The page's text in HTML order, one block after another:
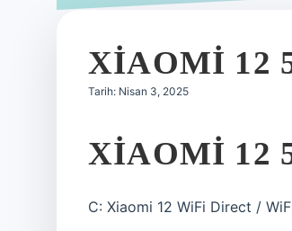
XIAOMI 12
Tarih: Nisan 3, 2025
XIAOMI 12
C: Xiaomi 12 WiFi Direct /